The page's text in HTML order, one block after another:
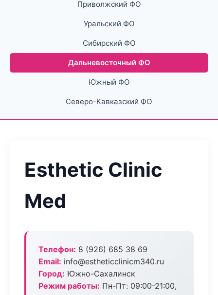
Приволжский ФО
Уральский ФО
Сибирский ФО
Дальневосточный ФО
Южный ФО
Северо-Кавказский ФО
Esthetic Clinic
Med
Телефон: 8 (926) 685 38 69
Email: info@estheticclinicm340.ru
Город: Южно-Сахалинск
Режим работы: Пн-Пт: 09:00-21:00,